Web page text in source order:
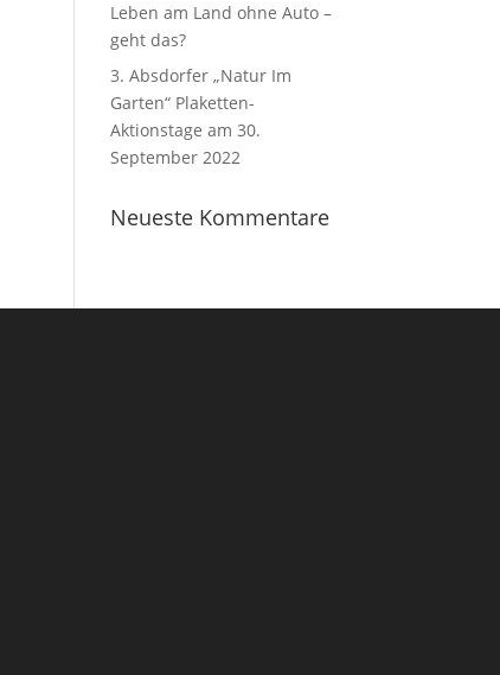
Leben am Land ohne Auto –
geht das?
3. Absdorfer „Natur Im
Garten“ Plaketten-
Aktionstage am 30.
September 2022
Neueste Kommentare